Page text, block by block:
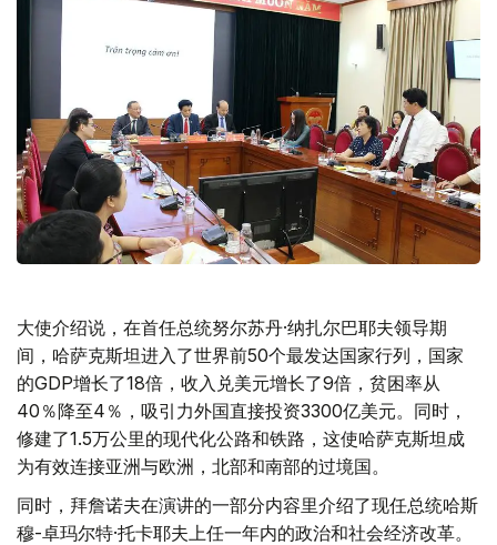
大使介绍说，在首任总统努尔苏丹·纳扎尔巴耶夫领导期
间，哈萨克斯坦进入了世界前50个最发达国家行列，国家
的GDP增长了18倍，收入兑美元增长了9倍，贫困率从
40％降至4％，吸引力外国直接投资3300亿美元。同时，
修建了1.5万公里的现代化公路和铁路，这使哈萨克斯坦成
为有效连接亚洲与欧洲，北部和南部的过境国。
同时，拜詹诺夫在演讲的一部分内容里介绍了现任总统哈斯
穆-卓玛尔特·托卡耶夫上任一年内的政治和社会经济改革。